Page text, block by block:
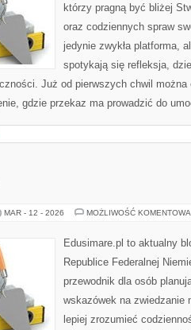
którzy pragną być bliżej
oraz codziennych spraw
jedynie zwykła platforma,
spotykają się refleksja,
Już od pierwszych chwil
gdzie przekaz ma prowadzić do
MAR - 12 - 2026 MOŻLIWOŚĆ
Edusimare.pl to aktualny
Republice Federalnej
przewodnik dla osób
wskazówek na
lepiej zrozumieć